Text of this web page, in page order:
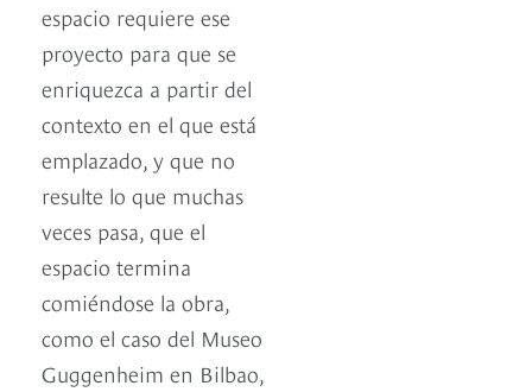
espacio requiere ese
proyecto para que se
enriquezca a partir del
contexto en el que está
emplazado, y que no
resulte lo que muchas
veces pasa, que el
espacio termina
comiéndose la obra,
como el caso del Museo
Guggenheim en Bilbao,